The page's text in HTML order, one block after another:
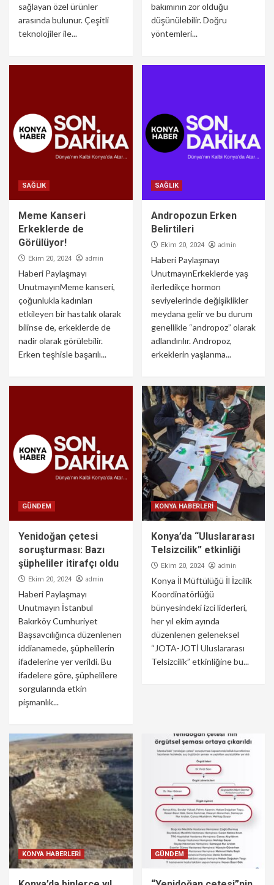
sağlayan özel ürünler
arasında bulunur. Çeşitli
teknolojiler ile...
bakımının zor olduğu
düşünülebilir. Doğru
yöntemleri...
SAĞLIK
Meme Kanseri
Erkeklerde de
Görülüyor!
Ekim 20, 2024 admin
Haberi Paylaşmayı
UnutmayınMeme kanseri,
çoğunlukla kadınları
etkileyen bir hastalık olarak
bilinse de, erkeklerde de
nadir olarak görülebilir.
Erken teşhisle başarılı...
SAĞLIK
Andropozun Erken
Belirtileri
Ekim 20, 2024 admin
Haberi Paylaşmayı
UnutmayınErkeklerde yaş
ilerledikçe hormon
seviyelerinde değişiklikler
meydana gelir ve bu durum
genellikle “andropoz” olarak
adlandırılır. Andropoz,
erkeklerin yaşlanma...
GÜNDEM
Yenidoğan çetesi
soruşturması: Bazı
şüpheliler itirafçı oldu
Ekim 20, 2024 admin
Haberi Paylaşmayı
Unutmayın İstanbul
Bakırköy Cumhuriyet
Başsavcılığınca düzenlenen
iddianamede, şüphelilerin
ifadelerine yer verildi. Bu
ifadelere göre, şüphelilere
sorgularında etkin
pişmanlık...
KONYA HABERLERİ
Konya’da “Uluslararası
Telsizcilik” etkinliği
Ekim 20, 2024 admin
Konya İl Müftülüğü İl İzcilik
Koordinatörlüğü
bünyesindeki izci liderleri,
her yıl ekim ayında
düzenlenen geleneksel
“JOTA-JOTİ Uluslararası
Telsizcilik” etkinliğine bu...
KONYA HABERLERİ GÜNDEM